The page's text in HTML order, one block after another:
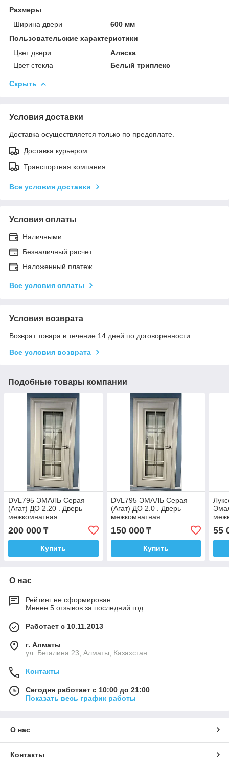
Размеры
Ширина двери
600 мм
Пользовательские характеристики
Цвет двери
Аляска
Цвет стекла
Белый триплекс
Скрыть
Условия доставки
Доставка осуществляется только по предоплате.
Доставка курьером
Транспортная компания
Все условия доставки
Условия оплаты
Наличными
Безналичный расчет
Наложенный платеж
Все условия оплаты
Условия возврата
Возврат товара в течение 14 дней по договоренности
Все условия возврата
Подобные товары компании
DVL795 ЭМАЛЬ Серая
(Агат) ДО 2.20 . Дверь
межкомнатная
200 000 ₸
Купить
DVL795 ЭМАЛЬ Серая
(Агат) ДО 2.0 . Дверь
межкомнатная
150 000₸
Купить
55
О нас
Рейтинг не сформирован
Менее 5 отзывов за последний год
Работает с 10.11.2013
г. Алматы
ул. Бегалина 23, Алматы, Казахстан
Контакты
Сегодня работает с 10:00 до 21:00
Показать весь график работы
О нас
Контакты